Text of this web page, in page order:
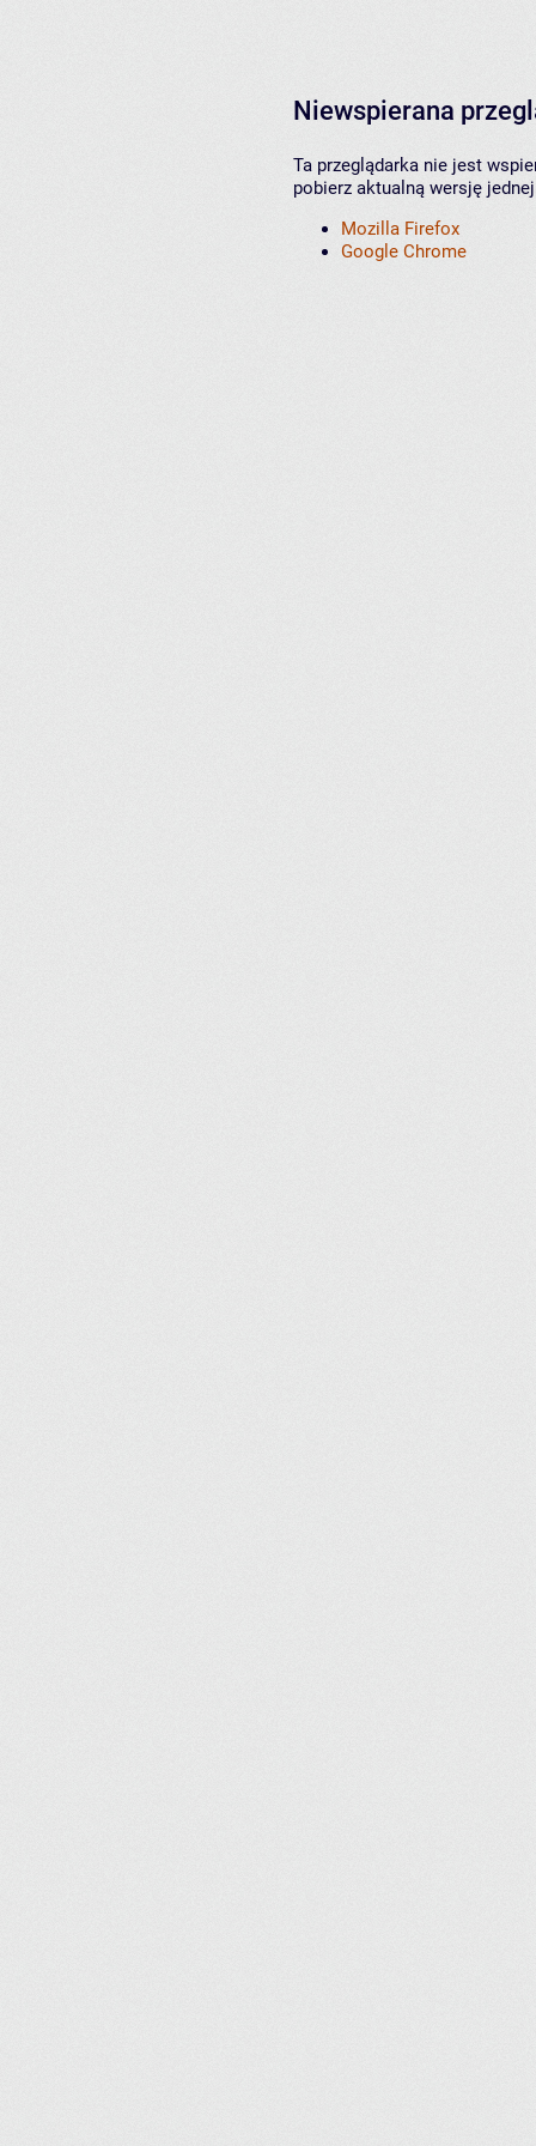
Niewspierana
Ta przeglądarka nie jest
pobierz aktualną wersję
Mozilla Firefox
Google Chrome